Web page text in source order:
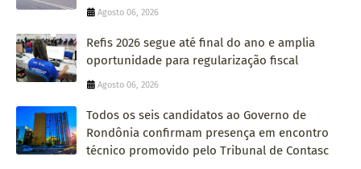
Agosto 06, 2026
Refis 2026 segue até final do ano e amplia
oportunidade para regularização fiscal
Agosto 06, 2026
Todos os seis candidatos ao Governo de
Rondônia confirmam presença em encontro
técnico promovido pelo Tribunal de Contasc